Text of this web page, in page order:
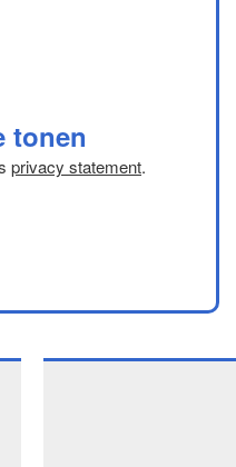
tonen
privacy statement.